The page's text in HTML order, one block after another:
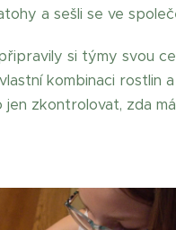
a sešli se ve
si týmy svou
kombinaci rostlin
zkontrolovat, zda